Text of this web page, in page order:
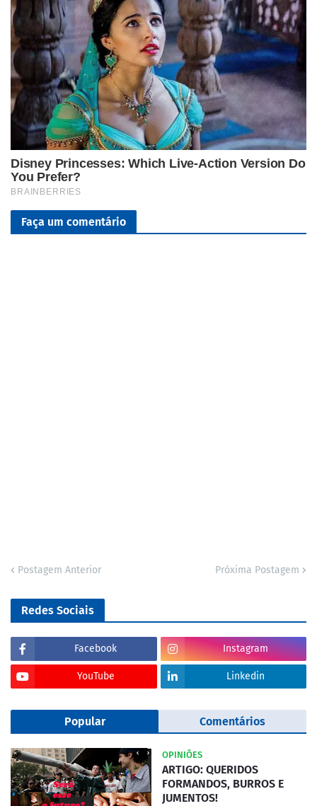
Faça um comentário
Postagem Anterior Próxima Postagem
Redes Sociais
Facebook Instagram
YouTube Linkedin
Popular Comentários
OPINIÕES
ARTIGO: QUERIDOS
FORMANDOS, BURROS E
JUMENTOS!